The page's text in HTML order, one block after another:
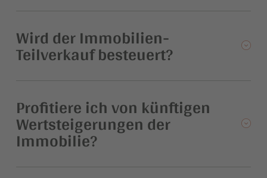
Wird der Immobilien-
Teilverkauf besteuert?
Profitiere ich von künftigen
Wertsteigerungen der
Immobilie?